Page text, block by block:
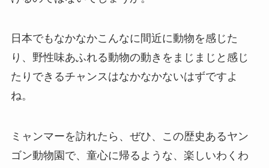
日本でもなかなかこんなに間近に動物を感じた
り、野性味あふれる動物の動きをまじまじと感じ
たりできるチャンスはなかなかないはずですよ
ね。
ミャンマーを訪れたら、ぜひ、この歴史あるヤン
ゴン動物園で、童心に帰るような、楽しいわくわ